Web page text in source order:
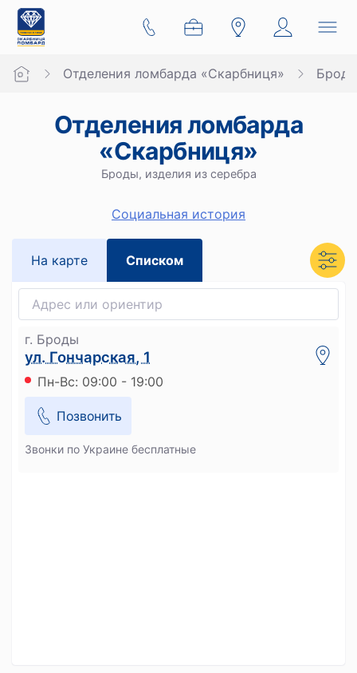
Отделения ломбарда «Скарбниця»
Отделения ломбарда
«Скарбниця»
Броды, изделия из серебра
Социальная история
На карте Списком
г. Броды
ул. Гончарская, 1
Пн-Вс: 09:00 - 19:00
Позвонить
Звонки по Украине бесплатные